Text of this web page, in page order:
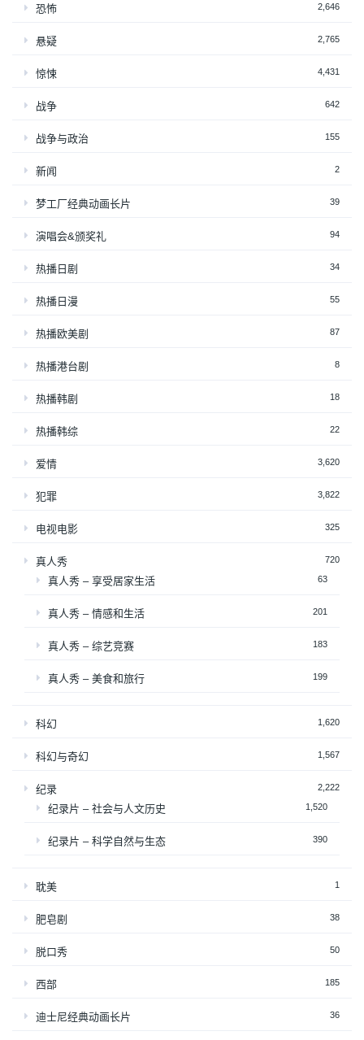
恐怖 2,646
悬疑 2,765
惊悚 4,431
战争 642
战争与政治 155
新闻 2
梦工厂经典动画长片 39
演唱会&颁奖礼 94
热播日剧 34
热播日漫 55
热播欧美剧 87
热播港台剧 8
热播韩剧 18
热播韩综 22
爱情 3,620
犯罪 3,822
电视电影 325
真人秀 720
真人秀 – 享受居家生活 63
真人秀 – 情感和生活 201
真人秀 – 综艺竞赛 183
真人秀 – 美食和旅行 199
科幻 1,620
科幻与奇幻 1,567
纪录 2,222
纪录片 – 社会与人文历史 1,520
纪录片 – 科学自然与生态 390
耽美 1
肥皂剧 38
脱口秀 50
西部 185
迪士尼经典动画长片 36